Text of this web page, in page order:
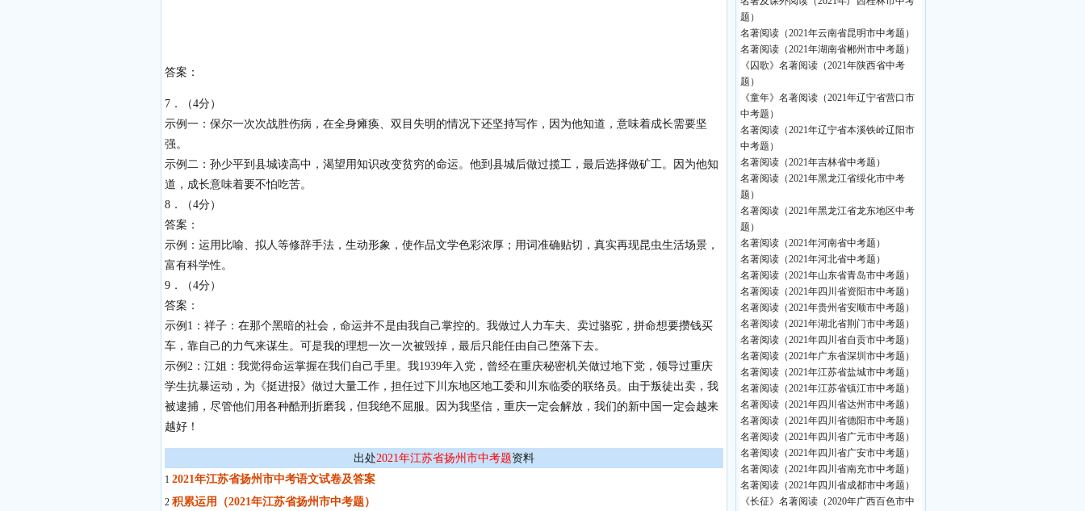
答案：
7．（4分）
示例一：保尔一次次战胜伤病，在全身瘫痪、双目失明的情况下还坚持写作，因为他知道，意味着成长需要坚
强。
示例二：孙少平到县城读高中，渴望用知识改变贫穷的命运。他到县城后做过揽工，最后选择做矿工。因为他知
道，成长意味着要不怕吃苦。
8．（4分）
答案：
示例：运用比喻、拟人等修辞手法，生动形象，使作品文学色彩浓厚；用词准确贴切，真实再现昆虫生活场景，
富有科学性。
9．（4分）
答案：
示例1：祥子：在那个黑暗的社会，命运并不是由我自己掌控的。我做过人力车夫、卖过骆驼，拼命想要攒钱买
车，靠自己的力气来谋生。可是我的理想一次一次被毁掉，最后只能任由自己堕落下去。
示例2：江姐：我觉得命运掌握在我们自己手里。我1939年入党，曾经在重庆秘密机关做过地下党，领导过重庆
学生抗暴运动，为《挺进报》做过大量工作，担任过下川东地区地工委和川东临委的联络员。由于叛徒出卖，我
被逮捕，尽管他们用各种酷刑折磨我，但我绝不屈服。因为我坚信，重庆一定会解放，我们的新中国一定会越来
越好！
出处2021年江苏省扬州市中考题资料
1 2021年江苏省扬州市中考语文试卷及答案
2 积累运用（2021年江苏省扬州市中考题）
题）
名著阅读（2021年云南省昆明市中考题）
名著阅读（2021年湖南省郴州市中考题）
《囚歌》名著阅读（2021年陕西省中考
题）
《童年》名著阅读（2021年辽宁省营口市
中考题）
名著阅读（2021年辽宁省本溪铁岭辽阳市
中考题）
名著阅读（2021年吉林省中考题）
名著阅读（2021年黑龙江省绥化市中考
题）
名著阅读（2021年黑龙江省龙东地区中考
题）
名著阅读（2021年河南省中考题）
名著阅读（2021年河北省中考题）
名著阅读（2021年山东省青岛市中考题）
名著阅读（2021年四川省资阳市中考题）
名著阅读（2021年贵州省安顺市中考题）
名著阅读（2021年湖北省荆门市中考题）
名著阅读（2021年四川省自贡市中考题）
名著阅读（2021年广东省深圳市中考题）
名著阅读（2021年江苏省盐城市中考题）
名著阅读（2021年江苏省镇江市中考题）
名著阅读（2021年四川省达州市中考题）
名著阅读（2021年四川省德阳市中考题）
名著阅读（2021年四川省广元市中考题）
名著阅读（2021年四川省广安市中考题）
名著阅读（2021年四川省南充市中考题）
名著阅读（2021年四川省成都市中考题）
《长征》名著阅读（2020年广西百色市中